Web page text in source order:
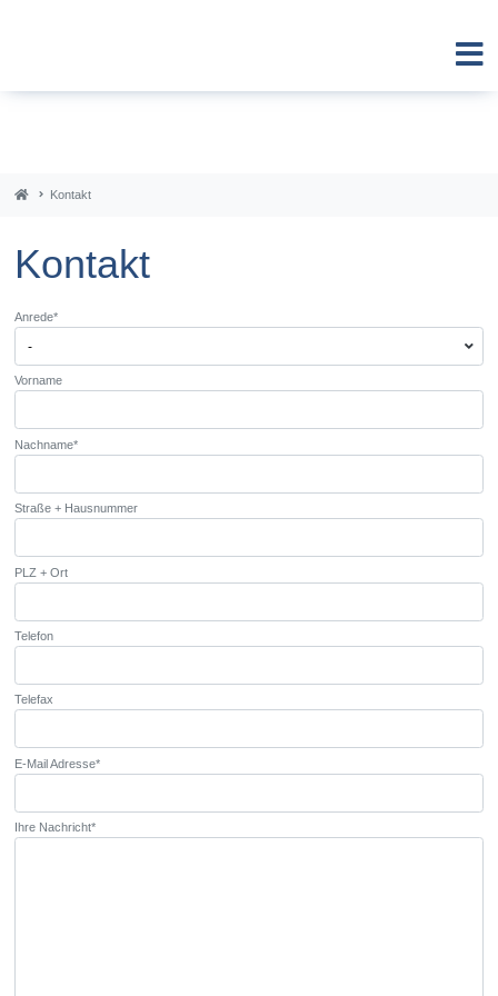
Kontakt
Kontakt
Pflichtfeld
Anrede*
Vorname
Pflichtfeld
Nachname*
Straße + Hausnummer
PLZ + Ort
Telefon
Telefax
Pflichtfeld
E-Mail Adresse*
Pflichtfeld
Ihre Nachricht*